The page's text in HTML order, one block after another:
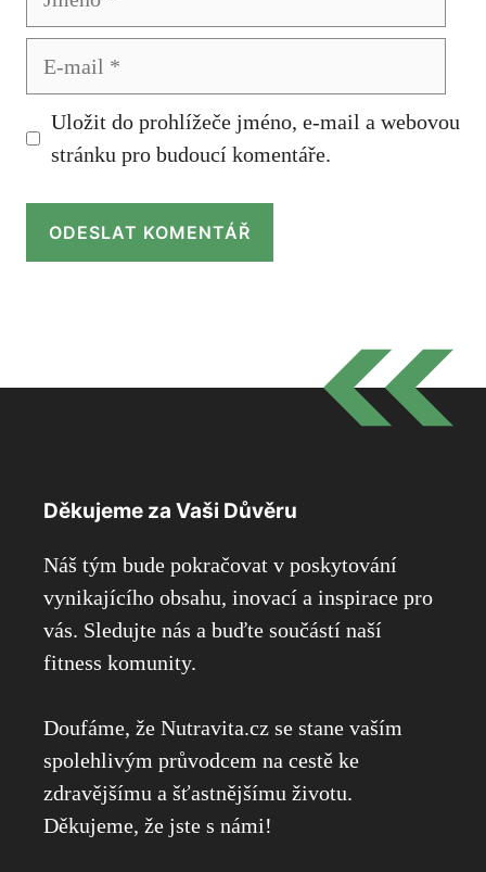
Uložit do prohlížeče jméno, e-mail a webovou
stránku pro budoucí komentáře.
Děkujeme za Vaši Důvěru
Náš tým bude pokračovat v poskytování
vynikajícího obsahu, inovací a inspirace pro
vás. Sledujte nás a buďte součástí naší
fitness komunity.
Doufáme, že Nutravita.cz se stane vaším
spolehlivým průvodcem na cestě ke
zdravějšímu a šťastnějšímu životu.
Děkujeme, že jste s námi!